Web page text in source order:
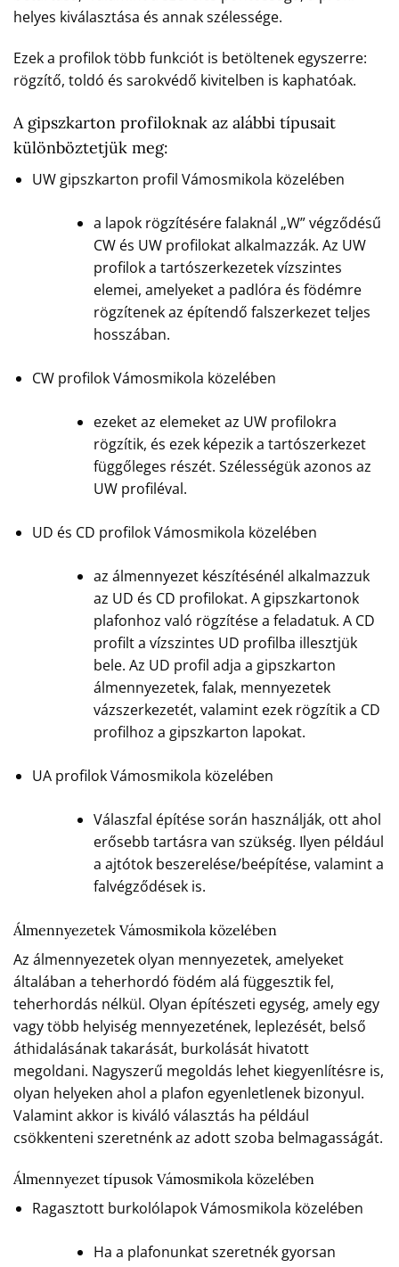
helyes kiválasztása és annak szélessége.
Ezek a profilok több funkciót is betöltenek egyszerre:
rögzítő, toldó és sarokvédő kivitelben is kaphatóak.
A gipszkarton profiloknak az alábbi típusait
különböztetjük meg:
UW gipszkarton profil Vámosmikola közelében
a lapok rögzítésére falaknál „W” végződésű
CW és UW profilokat alkalmazzák. Az UW
profilok a tartószerkezetek vízszintes
elemei, amelyeket a padlóra és födémre
rögzítenek az építendő falszerkezet teljes
hosszában.
CW profilok Vámosmikola közelében
ezeket az elemeket az UW profilokra
rögzítik, és ezek képezik a tartószerkezet
függőleges részét. Szélességük azonos az
UW profiléval.
UD és CD profilok Vámosmikola közelében
az álmennyezet készítésénél alkalmazzuk
az UD és CD profilokat. A gipszkartonok
plafonhoz való rögzítése a feladatuk. A CD
profilt a vízszintes UD profilba illesztjük
bele. Az UD profil adja a gipszkarton
álmennyezetek, falak, mennyezetek
vázszerkezetét, valamint ezek rögzítik a CD
profilhoz a gipszkarton lapokat.
UA profilok Vámosmikola közelében
Válaszfal építése során használják, ott ahol
erősebb tartásra van szükség. Ilyen például
a ajtótok beszerelése/beépítése, valamint a
falvégződések is.
Álmennyezetek Vámosmikola közelében
Az álmennyezetek olyan mennyezetek, amelyeket
általában a teherhordó födém alá függesztik fel,
teherhordás nélkül. Olyan építészeti egység, amely egy
vagy több helyiség mennyezetének, leplezését, belső
áthidalásának takarását, burkolását hivatott
megoldani. Nagyszerű megoldás lehet kiegyenlítésre is,
olyan helyeken ahol a plafon egyenletlenek bizonyul.
Valamint akkor is kiváló választás ha például
csökkenteni szeretnénk az adott szoba belmagasságát.
Álmennyezet típusok Vámosmikola közelében
Ragasztott burkolólapok Vámosmikola közelében
Ha a plafonunkat szeretnék gyorsan